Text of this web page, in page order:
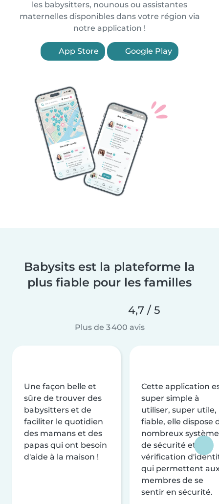
les babysitters, nounous ou assistantes
maternelles disponibles dans votre région via
notre application !
App Store Google Play
Babysits est la plateforme la
plus fiable pour les familles
4,7 / 5
Plus de 3 400 avis
Une façon belle et
sûre de trouver des
babysitters et de
faciliter le quotidien
des mamans et des
papas qui ont besoin
d'aide à la maison !
Cette application
super simple à
utiliser, super utile,
fiable, elle dispose
nombreux
de sécurité et de
vérification
qui permettent
membres de se
sentir en sécurité.